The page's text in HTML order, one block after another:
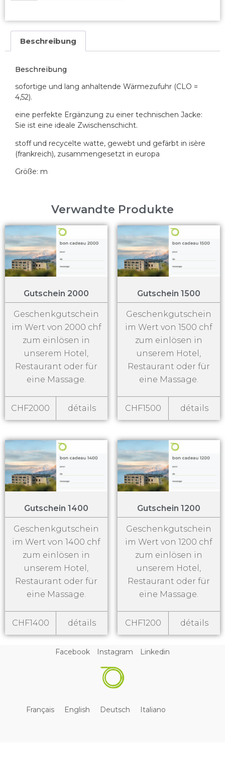
Beschreibung
Beschreibung
sofortige und lang anhaltende Wärmezufuhr (CLO =
4,52).
eine perfekte Ergänzung zu einer technischen Jacke:
Sie ist eine ideale Zwischenschicht.
stoff und recycelte watte, gewebt und gefärbt in isère
(frankreich), zusammengesetzt in europa
Größe: m
Verwandte Produkte
Gutschein 2000
Geschenkgutschein
im Wert von 2000 chf
zum einlösen in
unserem Hotel,
Restaurant oder für
eine Massage.
CHF2000 détails
Gutschein 1500
Geschenkgutschein
im Wert von 1500 chf
zum einlösen in
unserem Hotel,
Restaurant oder für
eine Massage.
CHF1500 détails
Gutschein 1400
Geschenkgutschein
im Wert von 1400 chf
zum einlösen in
unserem Hotel,
Restaurant oder für
eine Massage.
CHF1400 détails
Gutschein 1200
Geschenkgutschein
im Wert von 1200 chf
zum einlösen in
unserem Hotel,
Restaurant oder für
eine Massage.
CHF1200 détails
Français English Deutsch Italiano
Facebook Instagram Linkedin